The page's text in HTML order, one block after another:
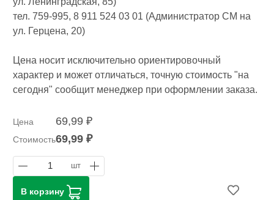
тел. 759-995, 8 911 524 03 01 (Администратор СМ на
ул. Герцена, 20)
Цена носит исключительно ориентировочный
характер и может отличаться, точную стоимость "на
сегодня" сообщит менеджер при оформлении заказа.
Цена 69,99 ₽
Стоимость69,99 ₽
1 шт
В корзину